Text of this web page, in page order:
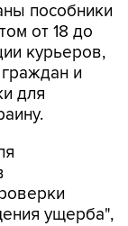
пособники
от 18 до
курьеров,
и
для
ущерба",